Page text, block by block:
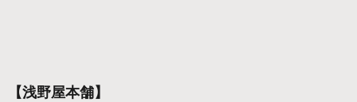
【浅野屋本舗】